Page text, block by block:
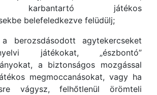
karbantartó játékos
belefeledkezve felüdülj;
berozsdásodott agytekercseket
játékokat, „észbontó”
a biztonságos mozgással
megmoccanásokat, vagy ha
vágysz, felhőtlenül örömteli